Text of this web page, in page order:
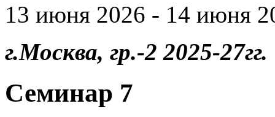
13 июня 2026 - 14 июня
г.Москва, гр.-2 2025-27гг.
Семинар 7